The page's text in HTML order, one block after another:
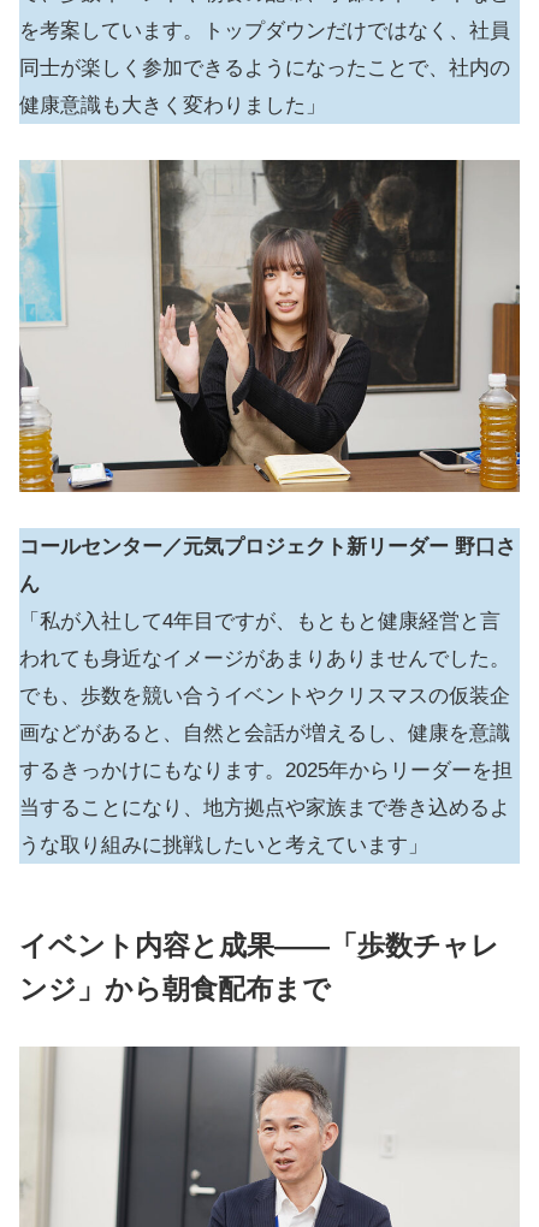
を考案しています。トップダウンだけではなく、社員
同士が楽しく参加できるようになったことで、社内の
健康意識も大きく変わりました」
コールセンター／元気プロジェクト新リーダー 野口さ
ん
「私が入社して4年目ですが、もともと健康経営と言
われても身近なイメージがあまりありませんでした。
でも、歩数を競い合うイベントやクリスマスの仮装企
画などがあると、自然と会話が増えるし、健康を意識
するきっかけにもなります。2025年からリーダーを担
当することになり、地方拠点や家族まで巻き込めるよ
うな取り組みに挑戦したいと考えています」
イベント内容と成果――「歩数チャレ
ンジ」から朝食配布まで